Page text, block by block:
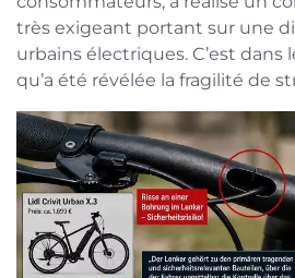
très exigeant portant sur une
urbains électriques. C’est dans
qu’a été révélée la fragilité de